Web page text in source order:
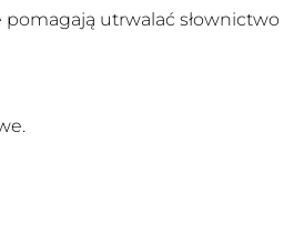
utrwalać słownictwo